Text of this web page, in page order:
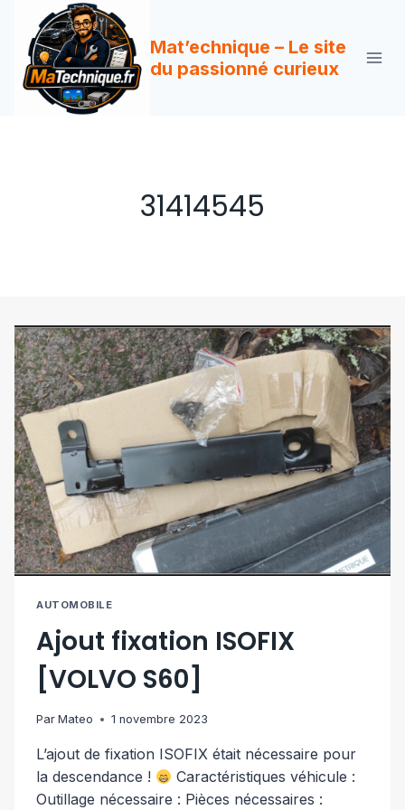
contenu
Mat’echnique – Le site
du passionné curieux
31414545
AUTOMOBILE
Ajout fixation ISOFIX
[VOLVO S60]
Par Mateo 1 novembre 2023
L’ajout de fixation ISOFIX était nécessaire pour
la descendance !
Caractéristiques véhicule :
Outillage nécessaire : Pièces nécessaires :